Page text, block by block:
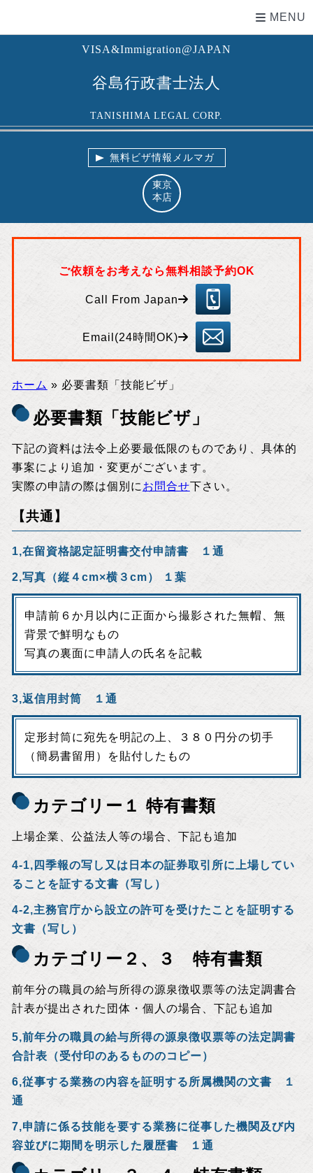
VISA&Immigration@JAPAN
谷島行政書士法人
TANISHIMA LEGAL CORP.
MENU
無料ビザ情報メルマガ
東京
本店
ご依頼をお考えなら無料相談予約OK
Call From Japan
03
-5
57
5-
55
83
Email(24時間OK)
inf
o
@
ta
ni
sh
ホーム » 必要書類「技能ビザ」
必要書類「技能ビザ」
下記の資料は法令上必要最低限のものであり、具体的
事案により追加・変更がございます。
実際の申請の際は個別に お問合せ下さい。
【共通】
1,在留資格認定証明書交付申請書 １通
2,写真（縦４cm×横３cm） １葉
申請前６か月以内に正面から撮影された無帽、無
背景で鮮明なもの
写真の裏面に申請人の氏名を記載
3,返信用封筒 １通
定形封筒に宛先を明記の上、３８０円分の切手
（簡易書留用）を貼付したもの
カテゴリー１ 特有書類
上場企業、公益法人等の場合、下記も追加
4-1,四季報の写し又は日本の証券取引所に上場してい
ることを証する文書（写し）
4-2,主務官庁から設立の許可を受けたことを証明する
文書（写し）
カテゴリー２、３ 特有書類
前年分の職員の給与所得の源泉徴収票等の法定調書合
計表が提出された団体・個人の場合、下記も追加
5,前年分の職員の給与所得の源泉徴収票等の法定調書
合計表（受付印のあるもののコピー）
6,従事する業務の内容を証明する所属機関の文書 １
通
7,申請に係る技能を要する業務に従事した機関及び内
容並びに期間を明示した履歴書 １通